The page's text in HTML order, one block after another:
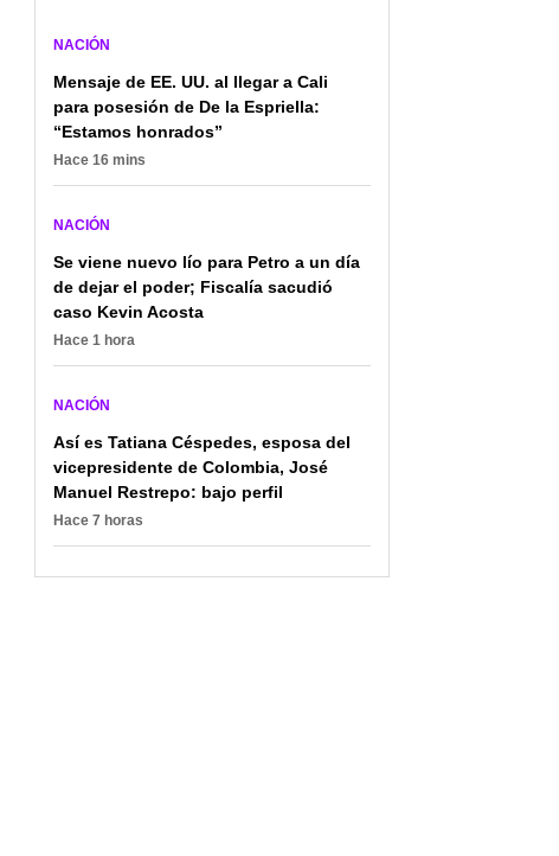
NACIÓN
Mensaje de EE. UU. al llegar a Cali
para posesión de De la Espriella:
“Estamos honrados”
Hace 16 mins
NACIÓN
Se viene nuevo lío para Petro a un día
de dejar el poder; Fiscalía sacudió
caso Kevin Acosta
Hace 1 hora
NACIÓN
Así es Tatiana Céspedes, esposa del
vicepresidente de Colombia, José
Manuel Restrepo: bajo perfil
Hace 7 horas